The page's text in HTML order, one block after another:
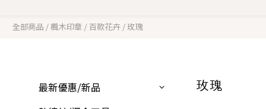
全部商品 /楓木印章 / 百款花卉 /玫瑰
最新優惠/新品
玫瑰